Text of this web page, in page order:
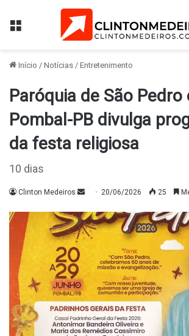
Menu
Início / Notícias / Entretenimento
Paróquia de São Pedro
Pombal-PB divulga
da festa religiosa
10 dias
Clinton Medeiros
Mande
e-
mail
20/06/2026 25